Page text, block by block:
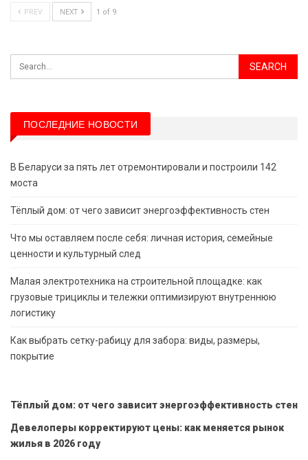
PREV NEXT 1 of 9
ПОСЛЕДНИЕ НОВОСТИ
В Беларуси за пять лет отремонтировали и построили 142
моста
Тёплый дом: от чего зависит энергоэффективность стен
Что мы оставляем после себя: личная история, семейные
ценности и культурный след
Малая электротехника на строительной площадке: как
грузовые трициклы и тележки оптимизируют внутреннюю
логистику
Как выбрать сетку-рабицу для забора: виды, размеры,
покрытие
Тёплый дом: от чего зависит энергоэффективность стен
Девелоперы корректируют цены: как меняется рынок
жилья в 2026 году